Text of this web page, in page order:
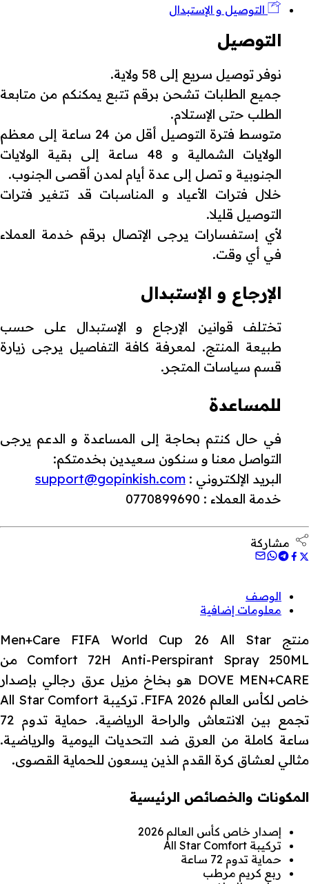
التوصيل و الإستبدال
التوصيل
نوفر توصيل سريع إلى 58 ولاية.
جميع الطلبات تشحن برقم تتبع يمكنكم من متابعة
الطلب حتى الإستلام.
متوسط فترة التوصيل أقل من 24 ساعة إلى معظم
الولايات الشمالية و 48 ساعة إلى بقية الولايات
الجنوبية و تصل إلى عدة أيام لمدن أقصى الجنوب.
خلال فترات الأعياد و المناسبات قد تتغير فترات
التوصيل قليلا.
لأي إستفسارات يرجى الإتصال برقم خدمة العملاء
في أي وقت.
الإرجاع و الإستبدال
تختلف قوانين الإرجاع و الإستبدال على حسب
طبيعة المنتج. لمعرفة كافة التفاصيل يرجى زيارة
قسم سياسات المتجر.
للمساعدة
في حال كنتم بحاجة إلى المساعدة و الدعم يرجى
التواصل معنا و سنكون سعيدين بخدمتكم:
البريد الإلكتروني : support@gopinkish.com
خدمة العملاء : 0770899690
مشاركة
الوصف
معلومات إضافية
منتج Men+Care FIFA World Cup 26 All Star
Comfort 72H Anti-Perspirant Spray 250ML من
DOVE MEN+CARE هو بخاخ مزيل عرق رجالي بإصدار
خاص لكأس العالم FIFA 2026. تركيبة All Star Comfort
تجمع بين الانتعاش والراحة الرياضية. حماية تدوم 72
ساعة كاملة من العرق ضد التحديات اليومية والرياضية.
مثالي لعشاق كرة القدم الذين يسعون للحماية القصوى.
المكونات والخصائص الرئيسية
إصدار خاص كأس العالم 2026
تركيبة All Star Comfort
حماية تدوم 72 ساعة
ربع كريم مرطب